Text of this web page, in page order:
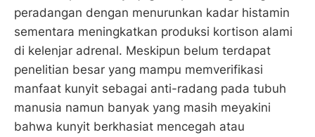
peradangan dengan menurunkan kadar histamin
sementara meningkatkan produksi kortison alami
di kelenjar adrenal. Meskipun belum terdapat
penelitian besar yang mampu memverifikasi
manfaat kunyit sebagai anti-radang pada tubuh
manusia namun banyak yang masih meyakini
bahwa kunyit berkhasiat mencegah atau